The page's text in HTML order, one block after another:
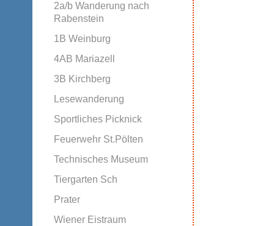
2a/b Wanderung nach
Rabenstein
1B Weinburg
4AB Mariazell
3B Kirchberg
Lesewanderung
Sportliches Picknick
Feuerwehr St.Pölten
Technisches Museum
Tiergarten Sch
Prater
Wiener Eistraum